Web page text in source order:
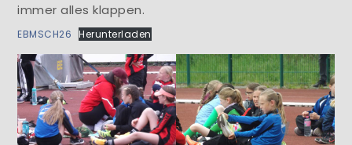
immer alles klappen.
EBMSCH26 Herunterladen